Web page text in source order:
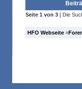
Seite 1 von 3 [ Die
HFO Webseite »